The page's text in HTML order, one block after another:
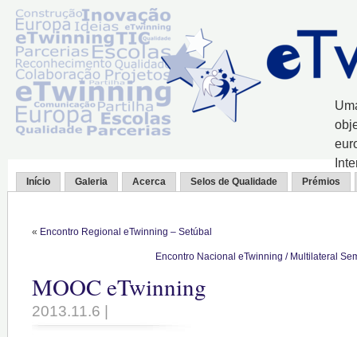
Início Galeria Acerca Selos de Qualidade Prémios
« Encontro Regional eTwinning – Setúbal
Encontro Nacional eTwinning / Multilateral
MOOC eTwinning
2013.11.6 |